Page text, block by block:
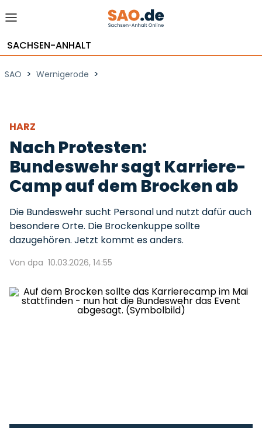
SACHSEN-ANHALT
SAO > Wernigerode >
HARZ
Nach Protesten:
Bundeswehr sagt Karriere-
Camp auf dem Brocken ab
Die Bundeswehr sucht Personal und nutzt dafür auch
besondere Orte. Die Brockenkuppe sollte
dazugehören. Jetzt kommt es anders.
Von dpa 10.03.2026, 14:55